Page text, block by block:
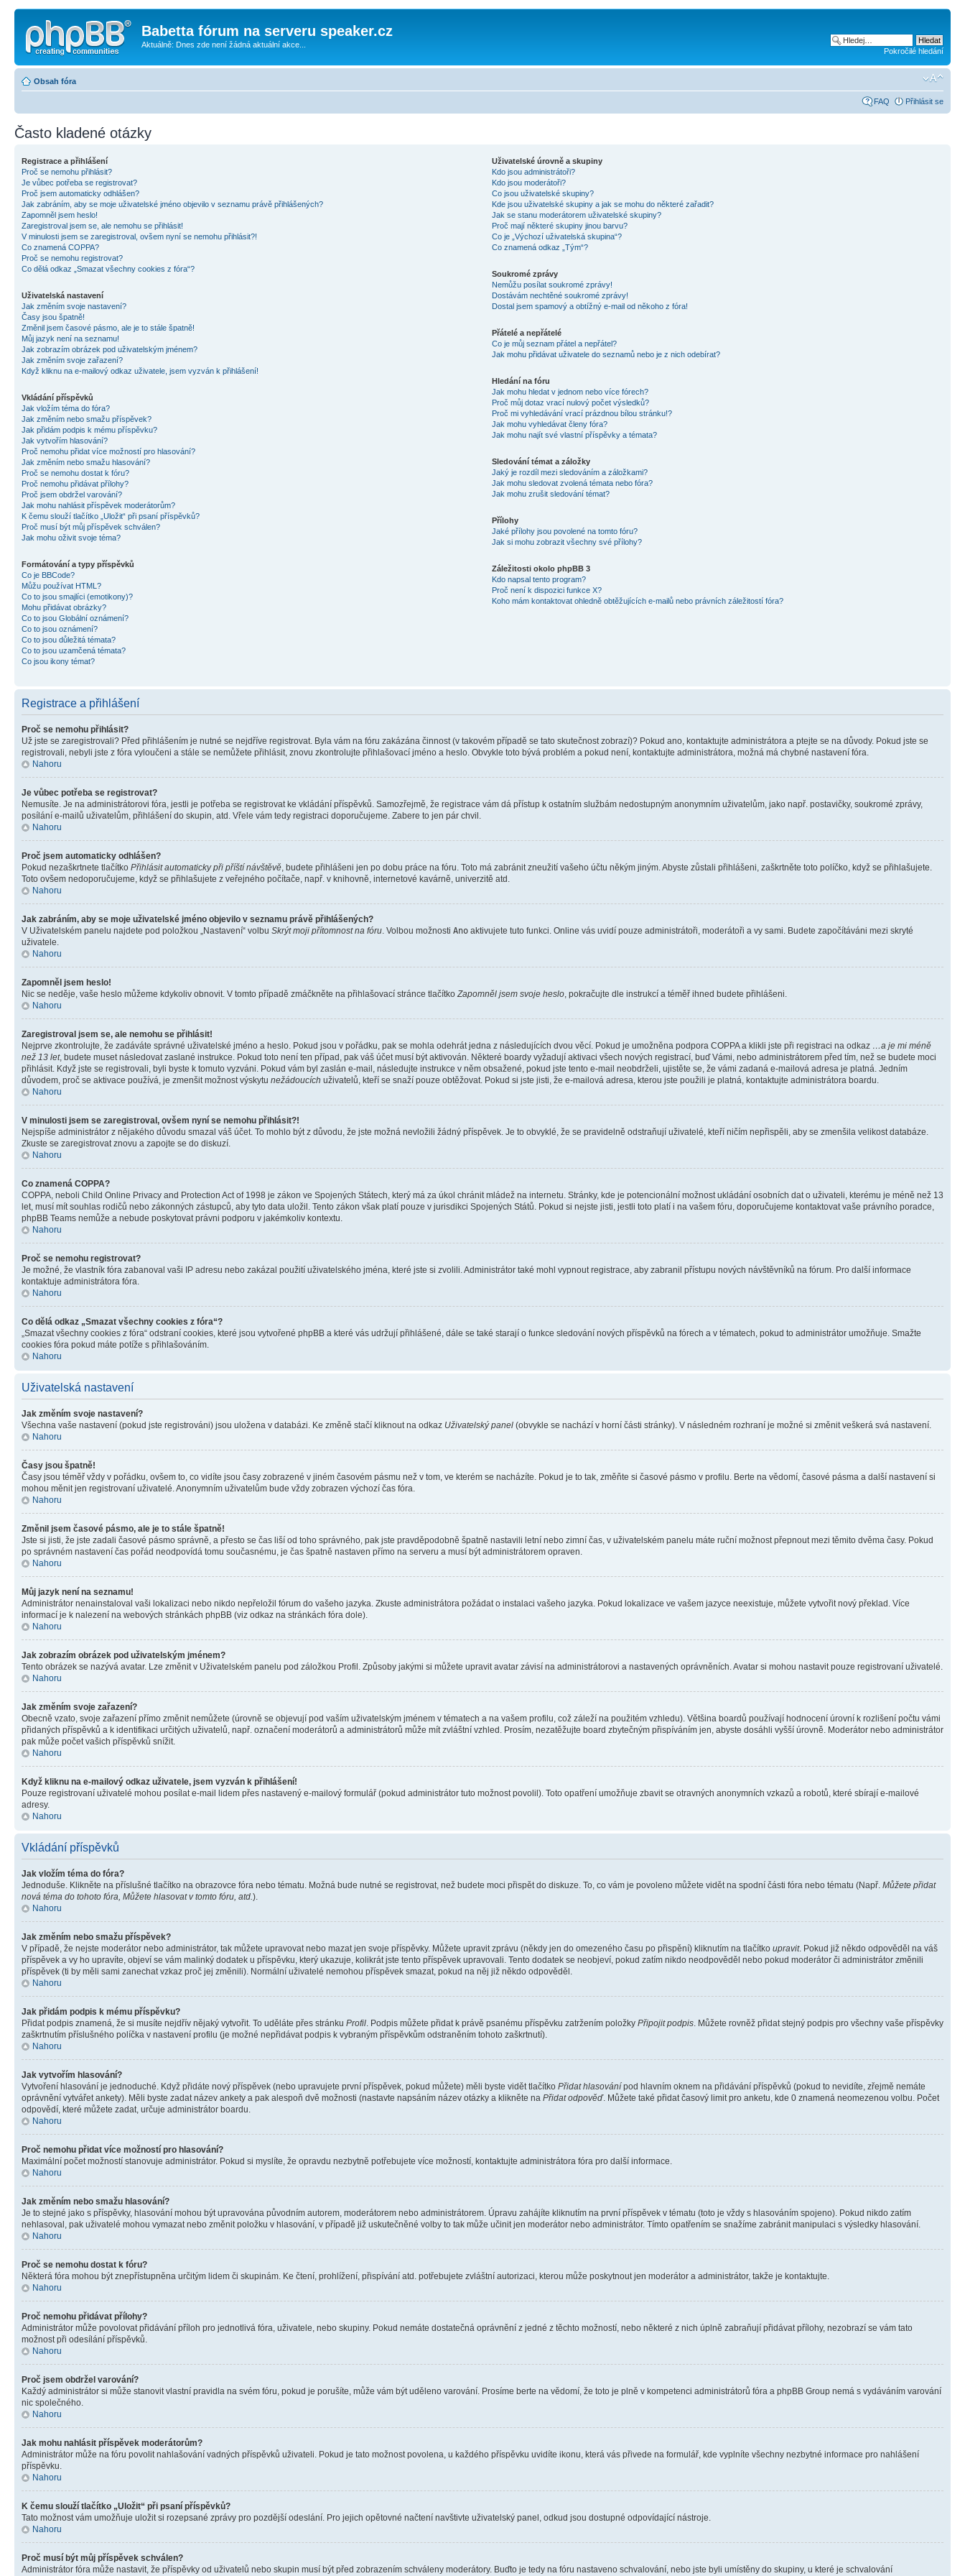
Babetta fórum na serveru speaker.cz
Aktuálně: Dnes zde není žádná aktuální akce...
Pokročilé hledání
Obsah fóra
FAQ Přihlásit se
Často kladené otázky
Registrace a přihlášení
Proč se nemohu přihlásit?
Je vůbec potřeba se registrovat?
Proč jsem automaticky odhlášen?
Jak zabráním, aby se moje uživatelské jméno objevilo v seznamu právě přihlášených?
Zapomněl jsem heslo!
Zaregistroval jsem se, ale nemohu se přihlásit!
V minulosti jsem se zaregistroval, ovšem nyní se nemohu přihlásit?!
Co znamená COPPA?
Proč se nemohu registrovat?
Co dělá odkaz „Smazat všechny cookies z fóra“?
Uživatelská nastavení
Jak změním svoje nastavení?
Časy jsou špatně!
Změnil jsem časové pásmo, ale je to stále špatně!
Můj jazyk není na seznamu!
Jak zobrazím obrázek pod uživatelským jménem?
Jak změním svoje zařazení?
Když kliknu na e-mailový odkaz uživatele, jsem vyzván k přihlášení!
Vkládání příspěvků
Jak vložím téma do fóra?
Jak změním nebo smažu příspěvek?
Jak přidám podpis k mému příspěvku?
Jak vytvořím hlasování?
Proč nemohu přidat více možností pro hlasování?
Jak změním nebo smažu hlasování?
Proč se nemohu dostat k fóru?
Proč nemohu přidávat přílohy?
Proč jsem obdržel varování?
Jak mohu nahlásit příspěvek moderátorům?
K čemu slouží tlačítko „Uložit“ při psaní příspěvků?
Proč musí být můj příspěvek schválen?
Jak mohu oživit svoje téma?
Formátování a typy příspěvků
Co je BBCode?
Můžu používat HTML?
Co to jsou smajlíci (emotikony)?
Mohu přidávat obrázky?
Co to jsou Globální oznámení?
Co to jsou oznámení?
Co to jsou důležitá témata?
Co to jsou uzamčená témata?
Co jsou ikony témat?
Uživatelské úrovně a skupiny
Kdo jsou administrátoři?
Kdo jsou moderátoři?
Co jsou uživatelské skupiny?
Kde jsou uživatelské skupiny a jak se mohu do některé zařadit?
Jak se stanu moderátorem uživatelské skupiny?
Proč mají některé skupiny jinou barvu?
Co je „Výchozí uživatelská skupina“?
Co znamená odkaz „Tým“?
Soukromé zprávy
Nemůžu posílat soukromé zprávy!
Dostávám nechtěné soukromé zprávy!
Dostal jsem spamový a obtížný e-mail od někoho z fóra!
Přátelé a nepřátelé
Co je můj seznam přátel a nepřátel?
Jak mohu přidávat uživatele do seznamů nebo je z nich odebírat?
Hledání na fóru
Jak mohu hledat v jednom nebo více fórech?
Proč můj dotaz vrací nulový počet výsledků?
Proč mi vyhledávání vrací prázdnou bílou stránku!?
Jak mohu vyhledávat členy fóra?
Jak mohu najít své vlastní příspěvky a témata?
Sledování témat a záložky
Jaký je rozdíl mezi sledováním a záložkami?
Jak mohu sledovat zvolená témata nebo fóra?
Jak mohu zrušit sledování témat?
Přílohy
Jaké přílohy jsou povolené na tomto fóru?
Jak si mohu zobrazit všechny své přílohy?
Záležitosti okolo phpBB 3
Kdo napsal tento program?
Proč není k dispozici funkce X?
Koho mám kontaktovat ohledně obtěžujících e-mailů nebo právních záležitostí fóra?
Registrace a přihlášení
Proč se nemohu přihlásit?
Už jste se zaregistrovali? Před přihlášením je nutné se nejdříve registrovat. Byla vám na fóru zakázána činnost (v takovém případě se tato skutečnost zobrazí)? Pokud ano, kontaktujte administrátora a ptejte se na důvody. Pokud jste se
registrovali, nebyli jste z fóra vyloučeni a stále se nemůžete přihlásit, znovu zkontrolujte přihlašovací jméno a heslo. Obvykle toto bývá problém a pokud není, kontaktujte administrátora, možná má chybné nastavení fóra.
Nahoru
Je vůbec potřeba se registrovat?
Nemusíte. Je na administrátorovi fóra, jestli je potřeba se registrovat ke vkládání příspěvků. Samozřejmě, že registrace vám dá přístup k ostatním službám nedostupným anonymním uživatelům, jako např. postavičky, soukromé zprávy,
posílání e-mailů uživatelům, přihlášení do skupin, atd. Vřele vám tedy registraci doporučujeme. Zabere to jen pár chvil.
Nahoru
Proč jsem automaticky odhlášen?
Pokud nezaškrtnete tlačítko Přihlásit automaticky při příští návštěvě , budete přihlášeni jen po dobu práce na fóru. Toto má zabránit zneužití vašeho účtu někým jiným. Abyste zůstali přihlášeni, zaškrtněte toto políčko, když se přihlašujete.
Toto ovšem nedoporučujeme, když se přihlašujete z veřejného počítače, např. v knihovně, internetové kavárně, univerzitě atd.
Nahoru
Jak zabráním, aby se moje uživatelské jméno objevilo v seznamu právě přihlášených?
V Uživatelském panelu najdete pod položkou „Nastavení“ volbu Skrýt moji přítomnost na fóru . Volbou možnosti Ano aktivujete tuto funkci. Online vás uvidí pouze administrátoři, moderátoři a vy sami. Budete započítáváni mezi skryté
uživatele.
Nahoru
Zapomněl jsem heslo!
Nic se neděje, vaše heslo můžeme kdykoliv obnovit. V tomto případě zmáčkněte na přihlašovací stránce tlačítko Zapomněl jsem svoje heslo , pokračujte dle instrukcí a téměř ihned budete přihlášeni.
Nahoru
Zaregistroval jsem se, ale nemohu se přihlásit!
Nejprve zkontrolujte, že zadáváte správné uživatelské jméno a heslo. Pokud jsou v pořádku, pak se mohla odehrát jedna z následujících dvou věcí. Pokud je umožněna podpora COPPA a klikli jste při registraci na odkaz …a je mi méně
než 13 let, budete muset následovat zaslané instrukce. Pokud toto není ten případ, pak váš účet musí být aktivován. Některé boardy vyžadují aktivaci všech nových registrací, buď Vámi, nebo administrátorem před tím, než se budete moci
přihlásit. Když jste se registrovali, byli byste k tomuto vyzváni. Pokud vám byl zaslán e-mail, následujte instrukce v něm obsažené, pokud jste tento e-mail neobdrželi, ujistěte se, že vámi zadaná e-mailová adresa je platná. Jedním
důvodem, proč se aktivace používá, je zmenšit možnost výskytu nežádoucích uživatelů, kteří se snaží pouze obtěžovat. Pokud si jste jisti, že e-mailová adresa, kterou jste použili je platná, kontaktujte administrátora boardu.
Nahoru
V minulosti jsem se zaregistroval, ovšem nyní se nemohu přihlásit?!
Nejspíše administrátor z nějakého důvodu smazal váš účet. To mohlo být z důvodu, že jste možná nevložili žádný příspěvek. Je to obvyklé, že se pravidelně odstraňují uživatelé, kteří ničím nepřispěli, aby se zmenšila velikost databáze.
Zkuste se zaregistrovat znovu a zapojte se do diskuzí.
Nahoru
Co znamená COPPA?
COPPA, neboli Child Online Privacy and Protection Act of 1998 je zákon ve Spojených Státech, který má za úkol chránit mládež na internetu. Stránky, kde je potencionální možnost ukládání osobních dat o uživateli, kterému je méně než 13
let, musí mít souhlas rodičů nebo zákonných zástupců, aby tyto data uložil. Tento zákon však platí pouze v jurisdikci Spojených Států. Pokud si nejste jisti, jestli toto platí i na vašem fóru, doporučujeme kontaktovat vaše právního poradce,
phpBB Teams nemůže a nebude poskytovat právni podporu v jakémkoliv kontextu.
Nahoru
Proč se nemohu registrovat?
Je možné, že vlastník fóra zabanoval vaši IP adresu nebo zakázal použití uživatelského jména, které jste si zvolili. Administrátor také mohl vypnout registrace, aby zabranil přístupu nových návštěvníků na fórum. Pro další informace
kontaktuje administrátora fóra.
Nahoru
Co dělá odkaz „Smazat všechny cookies z fóra“?
„Smazat všechny cookies z fóra“ odstraní cookies, které jsou vytvořené phpBB a které vás udržují přihlášené, dále se také starají o funkce sledování nových příspěvků na fórech a v tématech, pokud to administrátor umožňuje. Smažte
cookies fóra pokud máte potíže s přihlašováním.
Nahoru
Uživatelská nastavení
Jak změním svoje nastavení?
Všechna vaše nastavení (pokud jste registrováni) jsou uložena v databázi. Ke změně stačí kliknout na odkaz Uživatelský panel (obvykle se nachází v horní části stránky). V následném rozhraní je možné si změnit veškerá svá nastavení.
Nahoru
Časy jsou špatně!
Časy jsou téměř vždy v pořádku, ovšem to, co vidíte jsou časy zobrazené v jiném časovém pásmu než v tom, ve kterém se nacházíte. Pokud je to tak, změňte si časové pásmo v profilu. Berte na vědomí, časové pásma a další nastavení si
mohou měnit jen registrovaní uživatelé. Anonymním uživatelům bude vždy zobrazen výchozí čas fóra.
Nahoru
Změnil jsem časové pásmo, ale je to stále špatně!
Jste si jisti, že jste zadali časové pásmo správně, a přesto se čas liší od toho správného, pak jste pravděpodobně špatně nastavili letní nebo zimní čas, v uživatelském panelu máte ruční možnost přepnout mezi těmito dvěma časy. Pokud
po správném nastavení čas pořád neodpovídá tomu současnému, je čas špatně nastaven přímo na serveru a musí být administrátorem opraven.
Nahoru
Můj jazyk není na seznamu!
Administrátor nenainstaloval vaši lokalizaci nebo nikdo nepřeložil fórum do vašeho jazyka. Zkuste administrátora požádat o instalaci vašeho jazyka. Pokud lokalizace ve vašem jazyce neexistuje, můžete vytvořit nový překlad. Více
informací je k nalezení na webových stránkách phpBB (viz odkaz na stránkách fóra dole).
Nahoru
Jak zobrazím obrázek pod uživatelským jménem?
Tento obrázek se nazývá avatar. Lze změnit v Uživatelském panelu pod záložkou Profil. Způsoby jakými si můžete upravit avatar závisí na administrátorovi a nastavených oprávněních. Avatar si mohou nastavit pouze registrovaní uživatelé.
Nahoru
Jak změním svoje zařazení?
Obecně vzato, svoje zařazení přímo změnit nemůžete (úrovně se objevují pod vaším uživatelským jménem v tématech a na vašem profilu, což záleží na použitém vzhledu). Většina boardů používají hodnocení úrovní k rozlišení počtu vámi
přidaných příspěvků a k identifikaci určitých uživatelů, např. označení moderátorů a administrátorů může mít zvláštní vzhled. Prosím, nezatěžujte board zbytečným přispíváním jen, abyste dosáhli vyšší úrovně. Moderátor nebo administrátor
pak může počet vašich příspěvků snížit.
Nahoru
Když kliknu na e-mailový odkaz uživatele, jsem vyzván k přihlášení!
Pouze registrovaní uživatelé mohou posílat e-mail lidem přes nastavený e-mailový formulář (pokud administrátor tuto možnost povolil). Toto opatření umožňuje zbavit se otravných anonymních vzkazů a robotů, které sbírají e-mailové
adresy.
Nahoru
Vkládání příspěvků
Jak vložím téma do fóra?
Jednoduše. Klikněte na příslušné tlačítko na obrazovce fóra nebo tématu. Možná bude nutné se registrovat, než budete moci přispět do diskuze. To, co vám je povoleno můžete vidět na spodní části fóra nebo tématu (Např. Můžete přidat
nová téma do tohoto fóra, Můžete hlasovat v tomto fóru, atd. ).
Nahoru
Jak změním nebo smažu příspěvek?
V případě, že nejste moderátor nebo administrátor, tak můžete upravovat nebo mazat jen svoje příspěvky. Můžete upravit zprávu (někdy jen do omezeného času po přispění) kliknutím na tlačítko upravit. Pokud již někdo odpověděl na váš
příspěvek a vy ho upravíte, objeví se vám malinký dodatek u příspěvku, který ukazuje, kolikrát jste tento příspěvek upravovali. Tento dodatek se neobjeví, pokud zatím nikdo neodpověděl nebo pokud moderátor či administrátor změnili
příspěvek (ti by měli sami zanechat vzkaz proč jej změnili). Normální uživatelé nemohou příspěvek smazat, pokud na něj již někdo odpověděl.
Nahoru
Jak přidám podpis k mému příspěvku?
Přidat podpis znamená, že si musíte nejdřív nějaký vytvořit. To uděláte přes stránku Profil . Podpis můžete přidat k právě psanému příspěvku zatržením položky Připojit podpis . Můžete rovněž přidat stejný podpis pro všechny vaše příspěvky
zaškrtnutím příslušného políčka v nastavení profilu (je možné nepřidávat podpis k vybraným příspěvkům odstraněním tohoto zaškrtnutí).
Nahoru
Jak vytvořím hlasování?
Vytvoření hlasování je jednoduché. Když přidáte nový příspěvek (nebo upravujete první příspěvek, pokud můžete) měli byste vidět tlačítko Přidat hlasovánípod hlavním oknem na přidávání příspěvků (pokud to nevidíte, zřejmě nemáte
oprávnění vytvářet ankety). Měli byste zadat název ankety a pak alespoň dvě možnosti (nastavte napsáním název otázky a klikněte na Přidat odpověď. Můžete také přidat časový limit pro anketu, kde 0 znamená neomezenou volbu. Počet
odpovědí, které můžete zadat, určuje administrátor boardu.
Nahoru
Proč nemohu přidat více možností pro hlasování?
Maximální počet možností stanovuje administrátor. Pokud si myslíte, že opravdu nezbytně potřebujete více možností, kontaktujte administrátora fóra pro další informace.
Nahoru
Jak změním nebo smažu hlasování?
Je to stejné jako s příspěvky, hlasování mohou být upravována původním autorem, moderátorem nebo administrátorem. Úpravu zahájíte kliknutím na první příspěvek v tématu (toto je vždy s hlasováním spojeno). Pokud nikdo zatím
nehlasoval, pak uživatelé mohou vymazat nebo změnit položku v hlasování, v případě již uskutečněné volby to tak může učinit jen moderátor nebo administrátor. Tímto opatřením se snažíme zabránit manipulaci s výsledky hlasování.
Nahoru
Proč se nemohu dostat k fóru?
Některá fóra mohou být znepřístupněna určitým lidem či skupinám. Ke čtení, prohlížení, přispívání atd. potřebujete zvláštní autorizaci, kterou může poskytnout jen moderátor a administrátor, takže je kontaktujte.
Nahoru
Proč nemohu přidávat přílohy?
Administrátor může povolovat přidávání příloh pro jednotlivá fóra, uživatele, nebo skupiny. Pokud nemáte dostatečná oprávnění z jedné z těchto možností, nebo některé z nich úplně zabraňují přidávat přílohy, nezobrazí se vám tato
možnost při odesílání příspěvků.
Nahoru
Proč jsem obdržel varování?
Každý administrátor si může stanovit vlastní pravidla na svém fóru, pokud je porušíte, může vám být uděleno varování. Prosíme berte na vědomí, že toto je plně v kompetenci administrátorů fóra a phpBB Group nemá s vydáváním varování
nic společného.
Nahoru
Jak mohu nahlásit příspěvek moderátorům?
Administrátor může na fóru povolit nahlašování vadných příspěvků uživateli. Pokud je tato možnost povolena, u každého příspěvku uvidíte ikonu, která vás přivede na formulář, kde vyplníte všechny nezbytné informace pro nahlášení
příspěvku.
Nahoru
K čemu slouží tlačítko „Uložit“ při psaní příspěvků?
Tato možnost vám umožňuje uložit si rozepsané zprávy pro pozdější odeslání. Pro jejich opětovné načtení navštivte uživatelský panel, odkud jsou dostupné odpovídající nástroje.
Nahoru
Proč musí být můj příspěvek schválen?
Administrátor fóra může nastavit, že příspěvky od uživatelů nebo skupin musí být před zobrazením schváleny moderátory. Buďto je tedy na fóru nastaveno schvalování, nebo jste byli umístěny do skupiny, u které je schvalování